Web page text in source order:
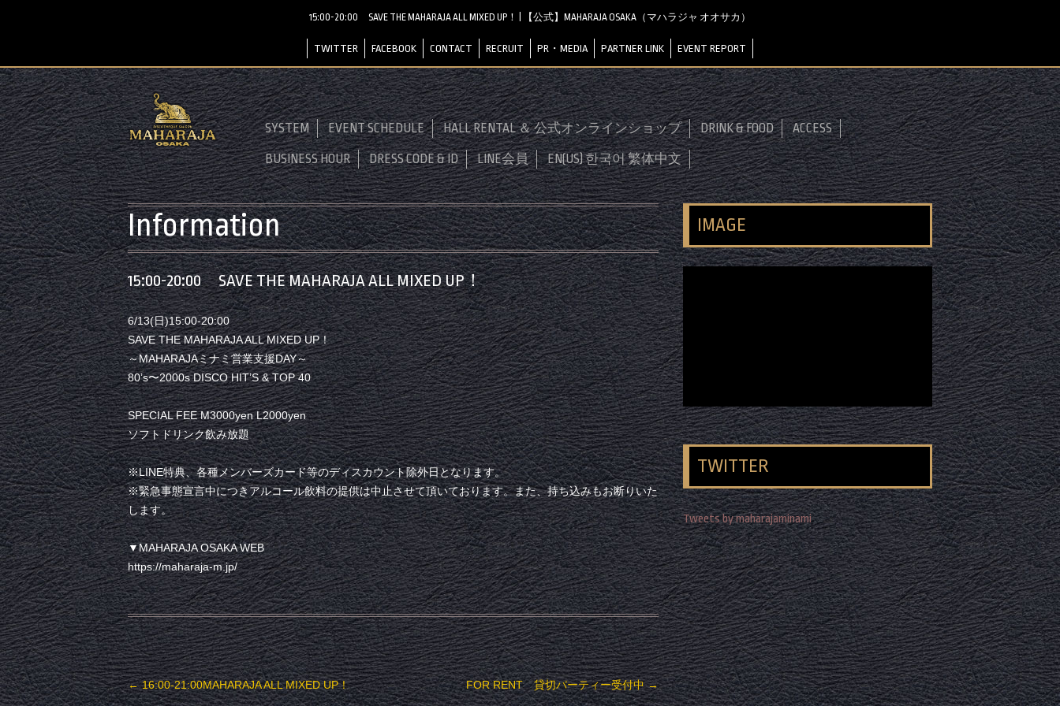
15:00-20:00 SAVE THE MAHARAJA ALL MIXED UP！ | 【公式】MAHARAJA OSAKA（マハラジャ オオサカ）
TWITTER FACEBOOK CONTACT RECRUIT PR・MEDIA PARTNER LINK EVENT REPORT
SYSTEM EVENT SCHEDULE HALL RENTAL ＆ 公式オンラインショップ DRINK & FOOD ACCESS
BUSINESS HOUR DRESS CODE & ID LINE会員 EN(US) 한국어 繁体中文
Information
15:00-20:00 SAVE THE MAHARAJA ALL MIXED UP！
6/13(日)15:00-20:00
SAVE THE MAHARAJA ALL MIXED UP！
～MAHARAJAミナミ営業支援DAY～
80’s〜2000s DISCO HIT’S & TOP 40
SPECIAL FEE M3000yen L2000yen
ソフトドリンク飲み放題
※LINE特典、各種メンバーズカード等のディスカウント除外日となります。
※緊急事態宣言中につきアルコール飲料の提供は中止させて頂いております。また、持ち込みもお断りいた
します。
▼MAHARAJA OSAKA WEB
https://maharaja-m.jp/
投稿ナビゲーション
←16:00-21:00MAHARAJA ALL MIXED UP！ FOR RENT 貸切パーティー受付中→
IMAGE
TWITTER
Tweets by maharajaminami